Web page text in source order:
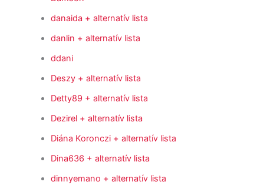
danaida + alternatív lista
danlin + alternatív lista
ddani
Deszy + alternatív lista
Detty89 + alternatív lista
Dezirel + alternatív lista
Diána Koronczi + alternatív lista
Dina636 + alternatív lista
dinnyemano + alternatív lista